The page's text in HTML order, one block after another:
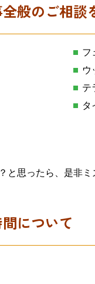
般のご相
フ
ウ
テ
タ
と思ったら、是非ミ
について